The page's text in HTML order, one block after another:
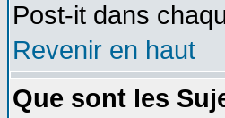
Post-it dans
Revenir en haut
Que sont les